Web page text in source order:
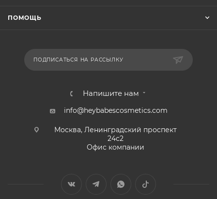
ПОМОЩЬ
ПОДПИСАТЬСЯ НА РАССЫЛКУ
Напишите нам
info@heybabescosmetics.com
Москва, Ленинградский проспект
24с2
Офис компании